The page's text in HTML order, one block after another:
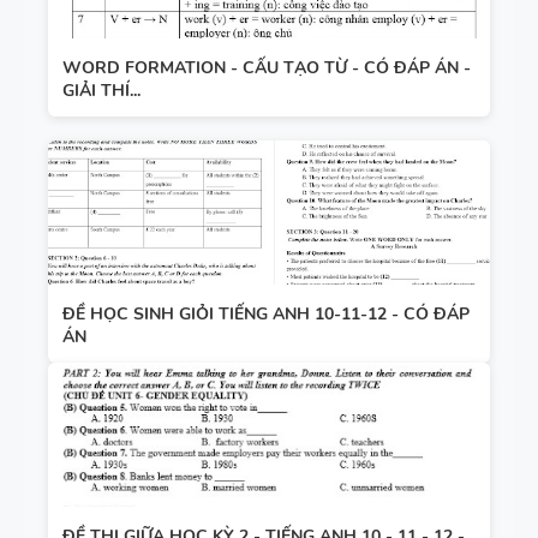
WORD FORMATION - CẤU TẠO TỪ - CÓ ĐÁP ÁN -
GIẢI THÍ...
ĐỀ HỌC SINH GIỎI TIẾNG ANH 10-11-12 - CÓ ĐÁP
ÁN